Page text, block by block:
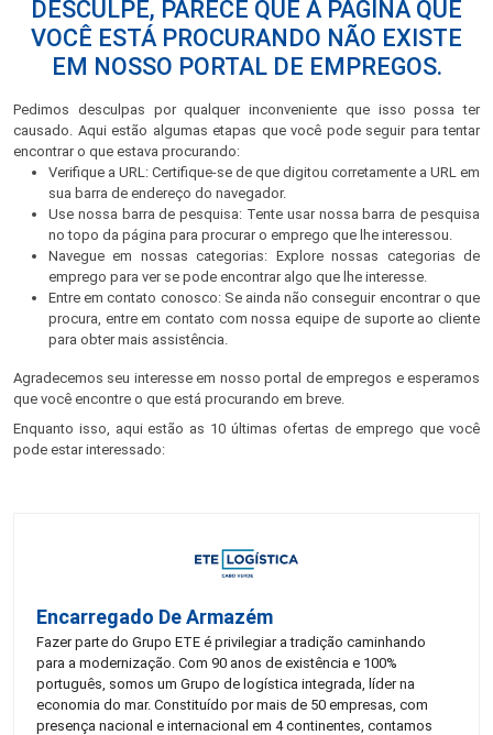
DESCULPE, PARECE QUE A PÁGINA QUE
VOCÊ ESTÁ PROCURANDO NÃO EXISTE
EM NOSSO PORTAL DE EMPREGOS.
Pedimos desculpas por qualquer inconveniente que isso possa ter
causado. Aqui estão algumas etapas que você pode seguir para tentar
encontrar o que estava procurando:
Verifique a URL: Certifique-se de que digitou corretamente a URL em
sua barra de endereço do navegador.
Use nossa barra de pesquisa: Tente usar nossa barra de pesquisa
no topo da página para procurar o emprego que lhe interessou.
Navegue em nossas categorias: Explore nossas categorias de
emprego para ver se pode encontrar algo que lhe interesse.
Entre em contato conosco: Se ainda não conseguir encontrar o que
procura, entre em contato com nossa equipe de suporte ao cliente
para obter mais assistência.
Agradecemos seu interesse em nosso portal de empregos e esperamos
que você encontre o que está procurando em breve.
Enquanto isso, aqui estão as 10 últimas ofertas de emprego que você
pode estar interessado:
Encarregado De Armazém
Fazer parte do Grupo ETE é privilegiar a tradição caminhando
para a modernização. Com 90 anos de existência e 100%
português, somos um Grupo de logística integrada, líder na
economia do mar. Constituído por mais de 50 empresas, com
presença nacional e internacional em 4 continentes, contamos